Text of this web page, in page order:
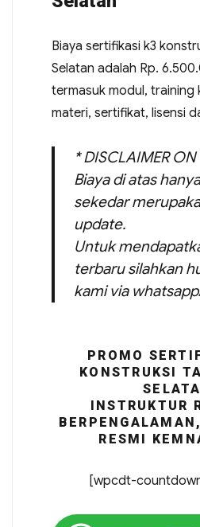
Biaya sertifikasi k3
Selatan adalah Rp.
termasuk modul,
materi, sertifikat, lisensi
* DISCLAIMER ON
Biaya di atas
sekedar
update.
Untuk
terbaru silahkan
kami via
PROMO
KONSTRUKSI
INSTRUKTUR
RESMI
[wpcdt-